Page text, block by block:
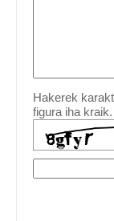
Hakerek
figura iha kraik.